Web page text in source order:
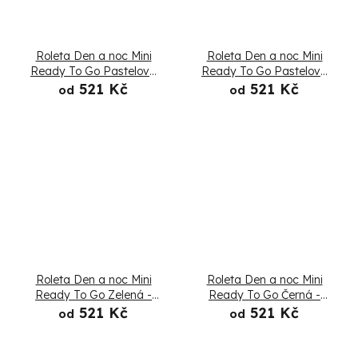
Roleta Den a noc Mini
Ready To Go Pastelová
žlutá - Složená
od 521 Kč
Roleta Den a noc Mini
Ready To Go Pastelová
oranžová - Složená
od 521 Kč
Roleta Den a noc Mini
Ready To Go Zelená -
Složená
od 521 Kč
Roleta Den a noc Mini
Ready To Go Černá -
Složená
od 521 Kč